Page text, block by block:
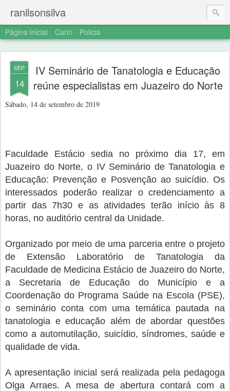
ranilsonsilva
Página inicial Cariri Policia
SEP
14
IV Seminário de Tanatologia e Educação
reúne especialistas em Juazeiro do Norte
Sábado, 14 de setembro de 2019
Faculdade Estácio sedia no próximo dia 17, em
Juazeiro do Norte, o IV Seminário de Tanatologia e
Educação: Prevenção e Posvenção ao suicídio. Os
interessados poderão realizar o credenciamento a
partir das 7h30 e as atividades terão início às 8
horas, no auditório central da Unidade.
Organizado por meio de uma parceria entre o projeto
de Extensão Laboratório de Tanatologia da
Faculdade de Medicina Estácio de Juazeiro do Norte,
a Secretaria de Educação do Município e a
Coordenação do Programa Saúde na Escola (PSE),
o seminário conta com uma temática pautada na
tanatologia e educação além de abordar questões
como a automutilação, suicídio, síndromes, saúde e
qualidade de vida.
A apresentação inicial será realizada pela pedagoga
Olga Arraes. A mesa de abertura contará com a